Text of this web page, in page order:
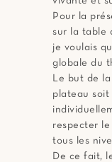
Pour la
sur la table
je voulais
globale du
Le but de
plateau soit
respecter le
tous les
De ce fait,